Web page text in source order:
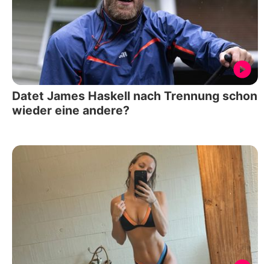
Datet James Haskell nach Trennung schon
wieder eine andere?